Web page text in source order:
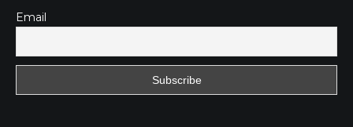
Email